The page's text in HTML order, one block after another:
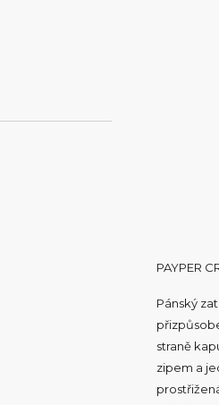
PAYPER
Pánský
straně
zipem a